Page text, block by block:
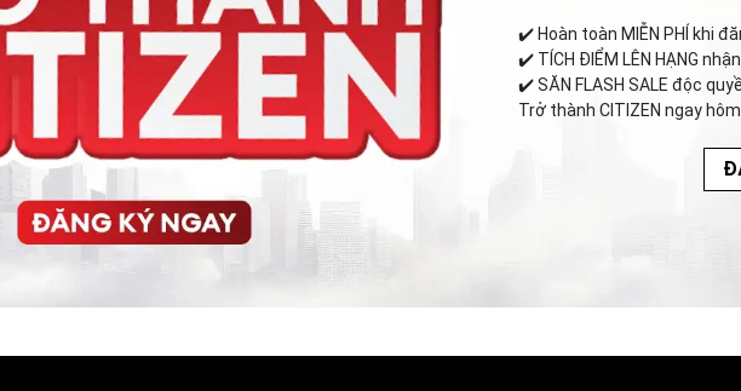
✔️︎ Hoàn toàn MIỄN PHÍ khi
✔️︎ TÍCH ĐIỂM LÊN HẠNG
✔️︎ SĂN FLASH SALE độc
Trở thành CITIZEN ngay